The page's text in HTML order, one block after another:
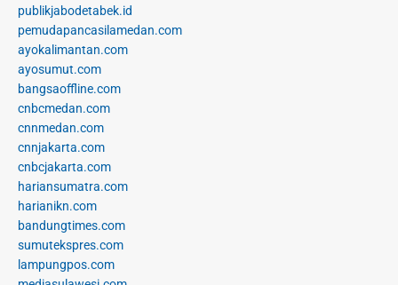
publikjabodetabek.id
pemudapancasilamedan.com
ayokalimantan.com
ayosumut.com
bangsaoffline.com
cnbcmedan.com
cnnmedan.com
cnnjakarta.com
cnbcjakarta.com
hariansumatra.com
harianikn.com
bandungtimes.com
sumutekspres.com
lampungpos.com